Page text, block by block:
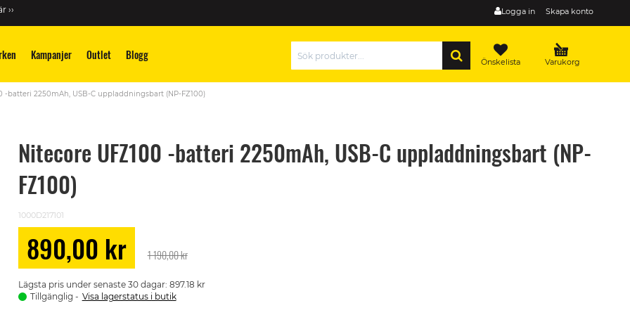
Logga in Skapa konto
››
Kampanjer Outlet Blogg Varukorg
Önskelista
-batteri 2250mAh, USB-C uppladdningsbart (NP-FZ100)
Nitecore UFZ100 -batteri 2250mAh, USB-C uppladdningsbart (NP-
FZ100)
1000D217101
Special
Price
890,00 kr 1 190,00 kr
Lägsta pris under senaste 30 dagar: 897.18 kr
Tillgänglig
Visa lagerstatus i butik